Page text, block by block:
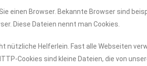
einen Browser. Bekannte Browser sind
Diese Dateien nennt man Cookies.
nützliche Helferlein. Fast alle Webseiten
Cookies sind kleine Dateien, die von